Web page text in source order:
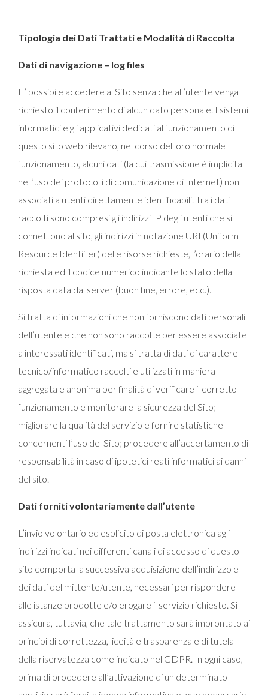
Tipologia dei Dati Trattati e Modalità di Raccolta
Dati di navigazione – log files
E’ possibile accedere al Sito senza che all’utente venga
richiesto il conferimento di alcun dato personale. I sistemi
informatici e gli applicativi dedicati al funzionamento di
questo sito web rilevano, nel corso del loro normale
funzionamento, alcuni dati (la cui trasmissione è implicita
nell’uso dei protocolli di comunicazione di Internet) non
associati a utenti direttamente identificabili. Tra i dati
raccolti sono compresi gli indirizzi IP degli utenti che si
connettono al sito, gli indirizzi in notazione URI (Uniform
Resource Identifier) delle risorse richieste, l’orario della
richiesta ed il codice numerico indicante lo stato della
risposta data dal server (buon fine, errore, ecc.).
Si tratta di informazioni che non forniscono dati personali
dell’utente e che non sono raccolte per essere associate
a interessati identificati, ma si tratta di dati di carattere
tecnico/informatico raccolti e utilizzati in maniera
aggregata e anonima per finalità di verificare il corretto
funzionamento e monitorare la sicurezza del Sito;
migliorare la qualità del servizio e fornire statistiche
concernenti l’uso del Sito; procedere all’accertamento di
responsabilità in caso di ipotetici reati informatici ai danni
del sito.
Dati forniti volontariamente dall’utente
L’invio volontario ed esplicito di posta elettronica agli
indirizzi indicati nei differenti canali di accesso di questo
sito comporta la successiva acquisizione dell’indirizzo e
dei dati del mittente/utente, necessari per rispondere
alle istanze prodotte e/o erogare il servizio richiesto. Si
assicura, tuttavia, che tale trattamento sarà improntato ai
principi di correttezza, liceità e trasparenza e di tutela
della riservatezza come indicato nel GDPR. In ogni caso,
prima di procedere all’attivazione di un determinato